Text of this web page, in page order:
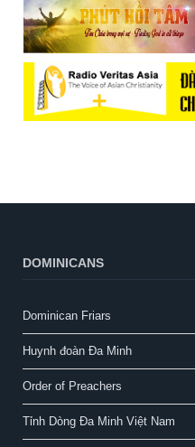
DOMINICANS
Dominican Friars
Huynh đoàn Đa Minh
Order of Preachers
Tỉnh Dòng Đa Minh Việt Nam